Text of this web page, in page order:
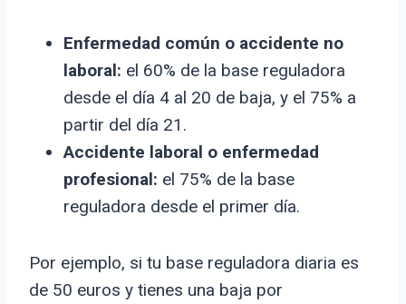
Enfermedad común o accidente no
laboral: el 60% de la base reguladora
desde el día 4 al 20 de baja, y el 75% a
partir del día 21.
Accidente laboral o enfermedad
profesional: el 75% de la base
reguladora desde el primer día.
Por ejemplo, si tu base reguladora diaria es
de 50 euros y tienes una baja por